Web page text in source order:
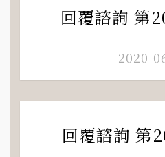
回覆諮詢 第
2020-
回覆諮詢 第